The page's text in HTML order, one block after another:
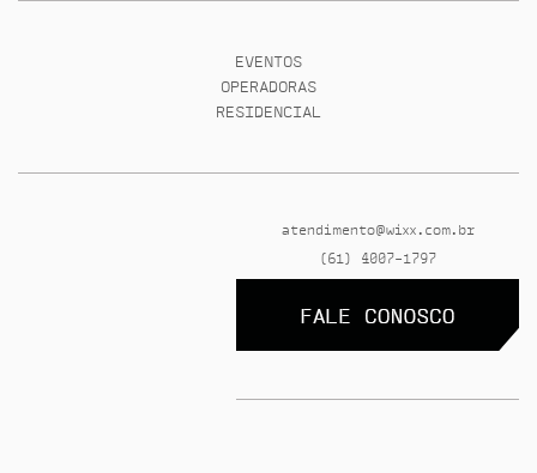
EVENTOS
OPERADORAS
RESIDENCIAL
atendimento@wixx.com.br
(61) 4007-1797